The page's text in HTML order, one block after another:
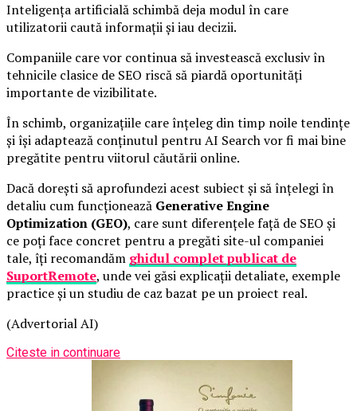
Inteligența artificială schimbă deja modul în care
utilizatorii caută informații și iau decizii.
Companiile care vor continua să investească exclusiv în
tehnicile clasice de SEO riscă să piardă oportunități
importante de vizibilitate.
În schimb, organizațiile care înțeleg din timp noile tendințe
și își adaptează conținutul pentru AI Search vor fi mai bine
pregătite pentru viitorul căutării online.
Dacă dorești să aprofundezi acest subiect și să înțelegi în
detaliu cum funcționează Generative Engine
Optimization (GEO), care sunt diferențele față de SEO și
ce poți face concret pentru a pregăti site-ul companiei
tale, îți recomandăm ghidul complet publicat de
SuportRemote, unde vei găsi explicații detaliate, exemple
practice și un studiu de caz bazat pe un proiect real.
(Advertorial AI)
Citeste in continuare